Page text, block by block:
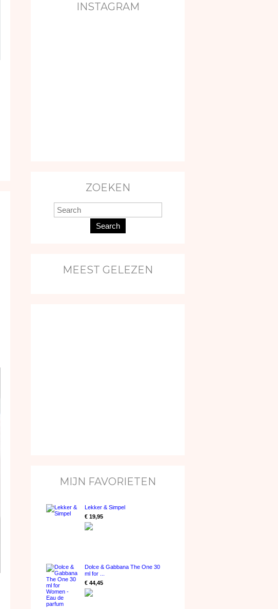
INSTAGRAM
ZOEKEN
Search
MEEST GELEZEN
MIJN FAVORIETEN
Lekker & Simpel
€ 19,95
Dolce & Gabbana The One 30
ml for ...
€ 44,45